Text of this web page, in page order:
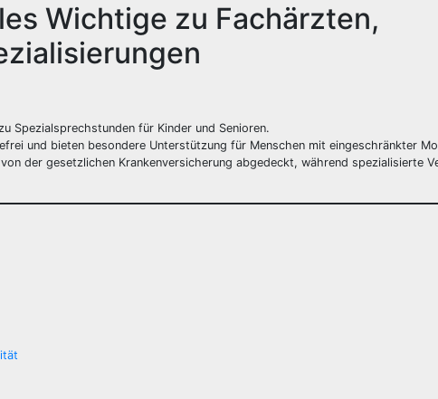
Wichtige zu Fachärzten,
Spezialsprechstunden für Kinder und Senioren.
und bieten besondere Unterstützung für Menschen mit eingeschränkter
der gesetzlichen Krankenversicherung abgedeckt, während spezialisierte